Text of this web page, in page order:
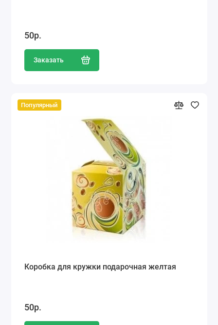
50р.
Заказать
Популярный
Коробка для кружки подарочная желтая
50р.